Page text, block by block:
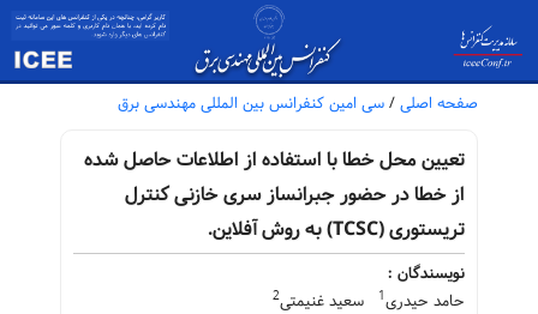
صفحه اصلی / سی امین کنفرانس بین المللی مهندسی برق
تعیین محل خطا با استفاده از اطلاعات حاصل شده
از خطا در حضور جبرانساز سری خازنی کنترل
تریستوری (TCSC) به روش آفلاین.
نویسندگان :
حامد حیدری1 سعید غنیمتی2